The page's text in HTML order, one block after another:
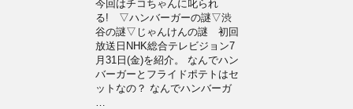
今回はチコちゃんに叱られ
る! ▽ハンバーガーの謎▽渋
谷の謎▽じゃんけんの謎 初回
放送日NHK総合テレビジョン7
月31日(金)を紹介。 なんでハン
バーガーとフライドポテトはセ
ットなの？ なんでハンバーガ
…